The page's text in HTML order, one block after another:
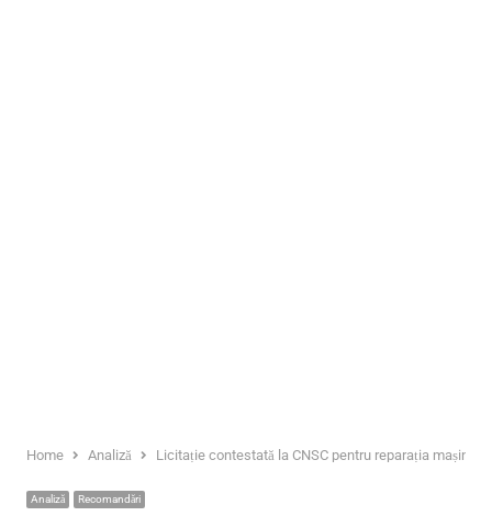
Home Analiză Licitație contestată la CNSC pentru reparația
Analiză Recomandări